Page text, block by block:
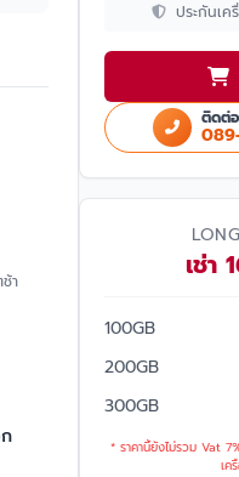
า
ประกันเ
ติดต่
เช่า
100GB
200GB
300GB
* ราคานี้ยังไม่รวม Vat
เค